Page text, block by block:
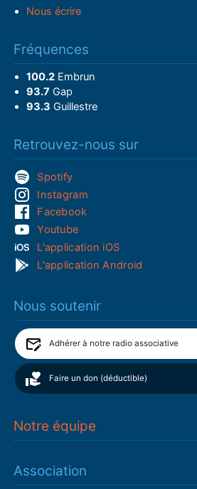
Nous écrire
Fréquences
100.2Embrun
93.7 Gap
93.3 Guillestre
Retrouvez-nous sur
Spotify
Instagram
Facebook
Youtube
L'application iOS
L'application Android
Nous soutenir
Adhérer à notre radio associative
Faire un don (déductible)
Notre équipe
Association